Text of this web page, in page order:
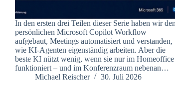
In den ersten drei Teilen dieser Serie haben wir den
persönlichen Microsoft Copilot Workflow
aufgebaut, Meetings automatisiert und verstanden,
wie KI-Agenten eigenständig arbeiten. Aber die
beste KI nützt wenig, wenn sie nur im Homeoffice
funktioniert – und im Konferenzraum nebenan…
Michael Reischer
30. Juli 2026